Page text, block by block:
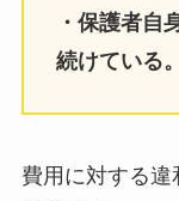
・保護者自
続けている。
費用に対する